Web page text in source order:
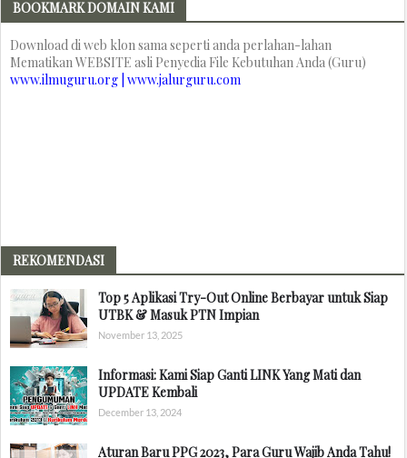
BOOKMARK DOMAIN KAMI
Download di web klon sama seperti anda perlahan-lahan
Mematikan WEBSITE asli Penyedia File Kebutuhan Anda (Guru)
www.ilmuguru.org | www.jalurguru.com
REKOMENDASI
Top 5 Aplikasi Try-Out Online Berbayar untuk Siap
UTBK & Masuk PTN Impian
November 13, 2025
Informasi: Kami Siap Ganti LINK Yang Mati dan
UPDATE Kembali
December 13, 2024
Aturan Baru PPG 2023, Para Guru Wajib Anda Tahu!